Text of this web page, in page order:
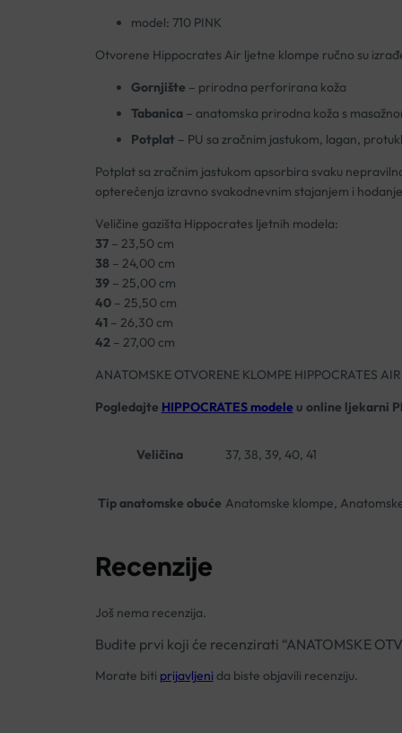
model: 710 PINK
Otvorene Hippocrates Air ljetne klompe ručno su
Gornjište – prirodna perforirana koža
Tabanica– anatomska prirodna koža s
Potplat – PU sa zračnim jastukom, lagan,
Potplat sa zračnim jastukom apsorbira svaku
opterećenja izravno svakodnevnim stajanjem i
Veličine gazišta Hippocrates ljetnih modela:
37– 23,50 cm
38 – 24,00 cm
39– 25,00 cm
40– 25,50 cm
41– 26,30 cm
42 – 27,00 cm
ANATOMSKE OTVORENE KLOMPE HIPPOCRATES
Pogledajte HIPPOCRATES modele u online ljekarni
Veličina 37, 38, 39, 40, 41
Tip anatomske obuće Anatomske klompe,
Recenzije
Još nema recenzija.
Budite prvi koji će recenzirati “ANATOMSKE
Morate biti prijavljeni da biste objavili recenziju.